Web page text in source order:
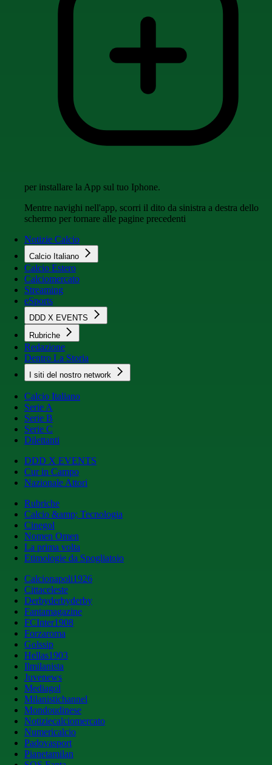
per installare la App sul tuo Iphone.
Mentre navighi nell'app, scorri il dito da sinistra a destra dello
schermo per tornare alle pagine precedenti
Notizie Calcio
Calcio Italiano
Calcio Estero
Calciomercato
Streaming
eSports
DDD X EVENTS
Rubriche
Redazione
Dentro La Storia
I siti del nostro network
Calcio Italiano
Serie A
Serie B
Serie C
Dilettanti
DDD X EVENTS
Cur in Campo
Nazionale Attori
Rubriche
Calcio &amp; Tecnologia
Cinegol
Nomen Omen
La prima volta
Etimologie da Spogliatoio
Calcionapoli1926
Cittaceleste
Derbyderbyderby
Fantamagazine
FCInter1908
Forzaroma
Golssip
Hellas1903
Ilmilanista
Juvenews
Mediagol
Milanistichannel
Mondoudinese
Notiziecalciomercato
Numericalcio
Padovasport
Pianetamilan